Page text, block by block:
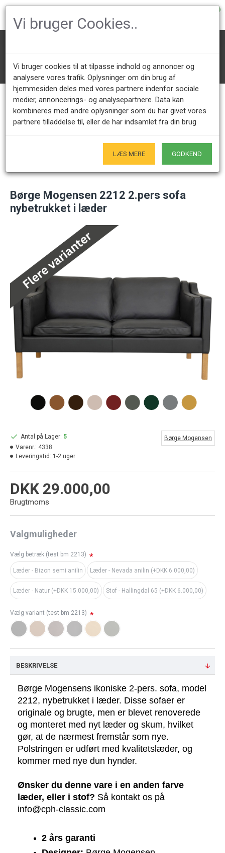
Børge Mogensen 2212 2.pers sofa nybetrukket i læder
Kundeservice +45 28491875
Mandag - Fredag 9.00 - 17.00
Åbningstider showroom
Kun på forudgående aftale - Hverdage
Børge Mogensen 2212 2.pers sofa
nybetrukket i læder
DKK 29.000,00
Brugtmoms
Antal på Lager: 5
Varenr.: 4338
Leveringstid: 1-2 uger
Børge Mogensen
Valgmuligheder
Vælg betræk (test bm 2213)
Læder - Bizon semi anilin Læder - Nevada anilin (+DKK 6.000,00)
Læder - Natur (+DKK 15.000,00) Stof - Hallingdal 65 (+DKK 6.000,00)
Vælg variant (test bm 2213)
BESKRIVELSE
Børge Mogensens ikoniske 2-pers. sofa, model
2212, nybetrukket i læder. Disse sofaer er
originale og brugte, men er blevet renoverede
og monteret med nyt læder og skum, hvilket
gør, at de nærmest fremstår som nye.
Polstringen er udført med kvalitetslæder, og
kommer med nye dun hynder.
Ønsker du denne vare i en anden farve
læder, eller i stof? Så kontakt os på
info@cph-classic.com
2 års garanti
Vi bruger Cookies..
Vi bruger cookies til at tilpasse indhold og annoncer og
analysere vores trafik. Oplysninger om din brug af
hjemmesiden deles med vores partnere indenfor sociale
medier, annoncerings- og analysepartnere. Data kan
kombineres med andre oplysninger som du har givet vores
partnere tilladdelse til, eller de har indsamlet fra din brug
LÆS MERE GODKEND